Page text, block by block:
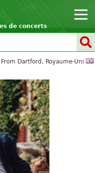
de concerts
From Dartford, Royaume-Uni